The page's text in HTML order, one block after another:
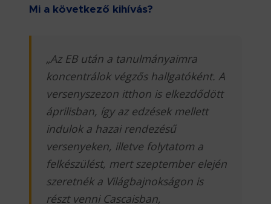
Mi a következő kihívás?
„Az EB után a tanulmányaimra
koncentrálok végzős hallgatóként. A
versenyszezon itthon is elkezdődött
áprilisban, így az edzések mellett
indulok a hazai rendezésű
versenyeken, illetve folytatom a
felkészülést, mert szeptember elején
szeretnék a Világbajnokságon is
részt venni Cascaisban,